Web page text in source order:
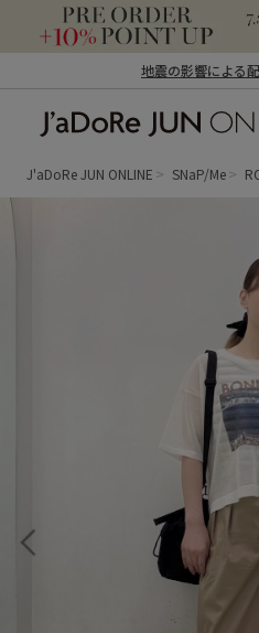
地震の影響による
ン オンライン）
J'aDoRe JUN ONLINE SNaP/Me